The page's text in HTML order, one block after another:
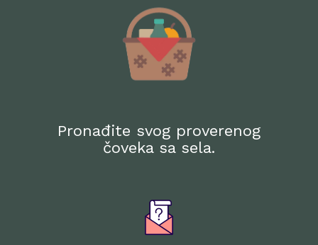
Pronađite svog proverenog
čoveka sa sela.